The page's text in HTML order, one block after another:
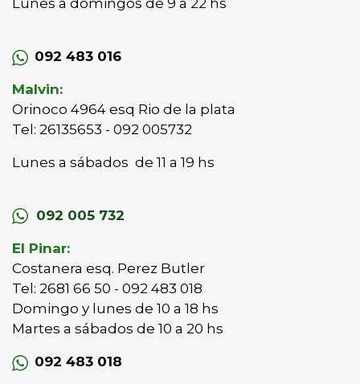
Lunes a domingos de 9 a 22 hs
092 483 016
Malvin:
Orinoco 4964 esq Rio de la plata
Tel: 26135653 - 092 005732
Lunes a sábados de 11 a 19 hs
092 005 732
El Pinar:
Costanera esq. Perez Butler
Tel: 2681 66 50 - 092 483 018
Domingo y lunes de 10 a 18 hs
Martes a sábados de 10 a 20 hs
092 483 018